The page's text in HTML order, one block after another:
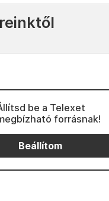
be a Telexet
forrásnak!
Beállítom